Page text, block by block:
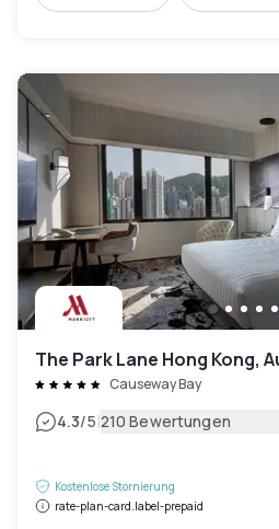
The Park Lane Hong Kong,
Causeway Bay
4.3/5|210 Bewertungen
Kostenlose Stornierung
rate-plan-card.label-prepaid